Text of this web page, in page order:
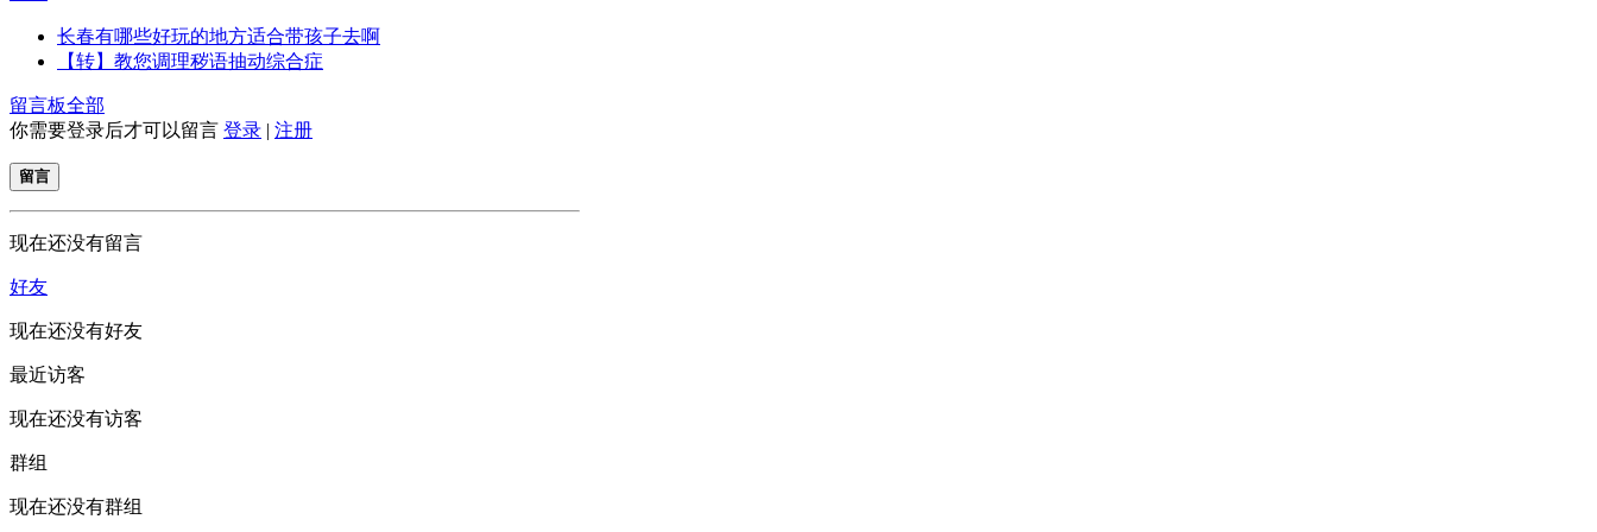
长春有哪些好玩的地方适合带孩子去啊
【转】教您调理秽语抽动综合症
留言板全部
你需要登录后才可以留言 登录 | 注册
留言
现在还没有留言
好友
现在还没有好友
最近访客
现在还没有访客
群组
现在还没有群组